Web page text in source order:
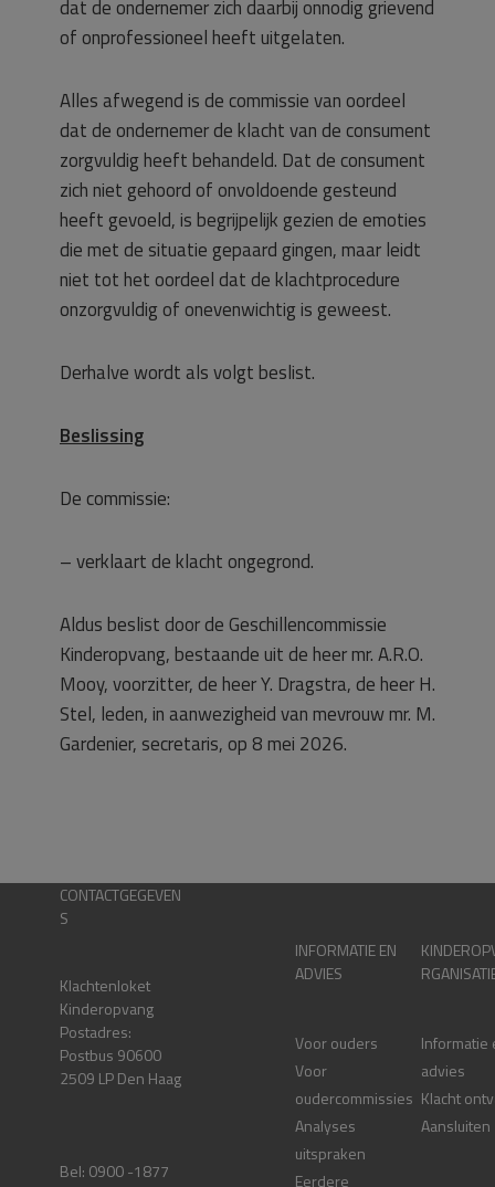
dat de ondernemer zich daarbij onnodig grievend
of onprofessioneel heeft uitgelaten.
Alles afwegend is de commissie van oordeel
dat de ondernemer de klacht van de consument
zorgvuldig heeft behandeld. Dat de consument
zich niet gehoord of onvoldoende gesteund
heeft gevoeld, is begrijpelijk gezien de emoties
die met de situatie gepaard gingen, maar leidt
niet tot het oordeel dat de klachtprocedure
onzorgvuldig of onevenwichtig is geweest.
Derhalve wordt als volgt beslist.
Beslissing
De commissie:
– verklaart de klacht ongegrond.
Aldus beslist door de Geschillencommissie
Kinderopvang, bestaande uit de heer mr. A.R.O.
Mooy, voorzitter, de heer Y. Dragstra, de heer H.
Stel, leden, in aanwezigheid van mevrouw mr. M.
Gardenier, secretaris, op 8 mei 2026.
CONTACTGEGEVEN
S
Klachtenloket
Kinderopvang
Postadres:
Postbus 90600
2509 LP Den Haag
Bel: 0900 -1877
INFORMATIE EN
ADVIES
Voor ouders
Voor
oudercommissies
Analyses
uitspraken
Eerdere
Informatie
advies
Klacht
Aansluiten